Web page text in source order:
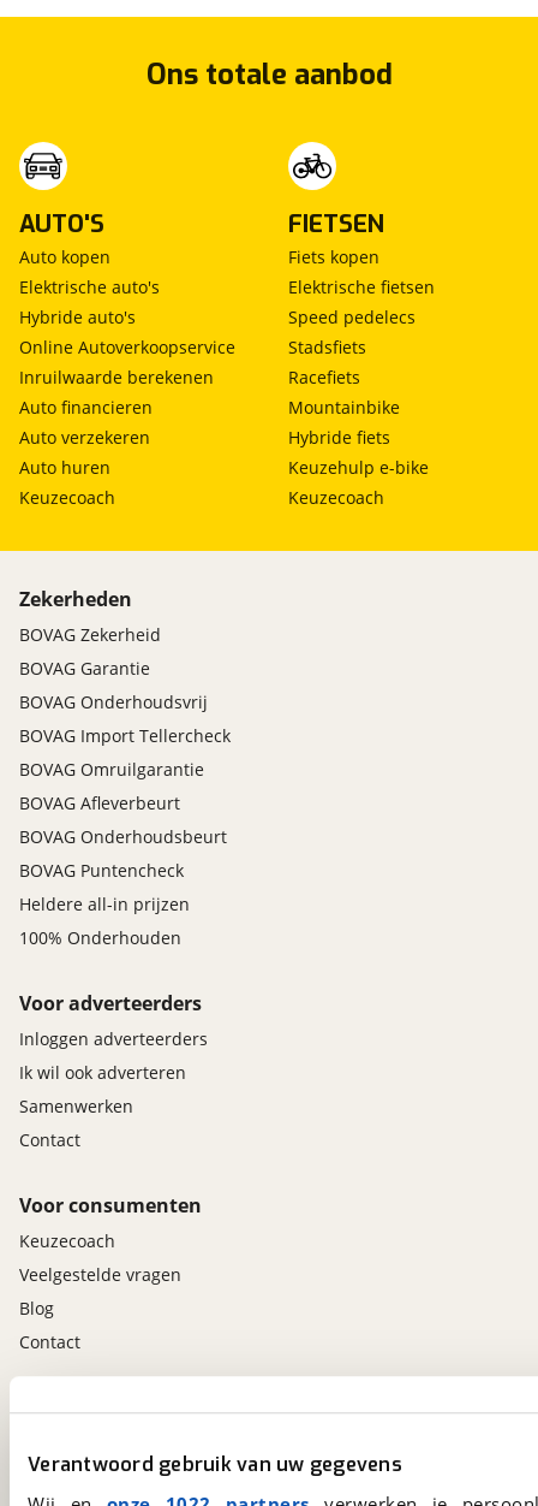
Verantwoord gebruik van uw gegevens
Ons totale aanbod
AUTO'S
Auto kopen
Elektrische auto's
Hybride auto's
Online Autoverkoopservice
Inruilwaarde berekenen
Auto financieren
Auto verzekeren
Auto huren
Keuzecoach
FIETSEN
Fiets kopen
Elektrische fietsen
Speed pedelecs
Stadsfiets
Racefiets
Mountainbike
Hybride fiets
Keuzehulp e-bike
Keuzecoach
Zekerheden
BOVAG Zekerheid
BOVAG Garantie
BOVAG Onderhoudsvrij
BOVAG Import Tellercheck
BOVAG Omruilgarantie
BOVAG Afleverbeurt
BOVAG Onderhoudsbeurt
BOVAG Puntencheck
Heldere all-in prijzen
100% Onderhouden
Voor adverteerders
Inloggen adverteerders
Ik wil ook adverteren
Samenwerken
Contact
Voor consumenten
Keuzecoach
Veelgestelde vragen
Blog
Contact
viaBOVAG.nl app
Altijd het meest recente aanbod bij de hand.
Download 'm nu.